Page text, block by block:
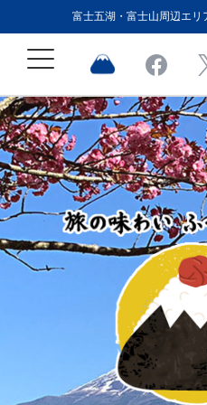
富士五湖・富士山周辺エ